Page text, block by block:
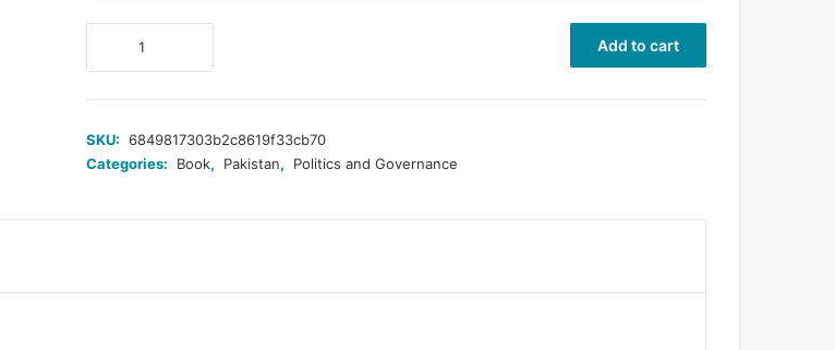
پر
کی
یلغار
Add to cart
SKU: 6849817303b2c8619f33cb70
Categories:
Book, Pakistan, Politics and Governance